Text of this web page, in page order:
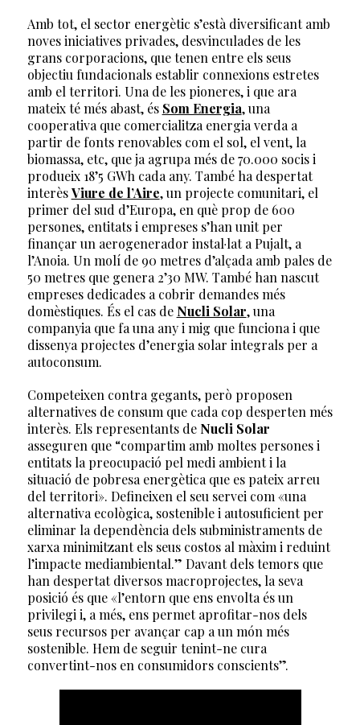
Amb tot, el sector energètic s’està diversificant amb
noves iniciatives privades, desvinculades de les
grans corporacions, que tenen entre els seus
objectiu fundacionals establir connexions estretes
amb el territori. Una de les pioneres, i que ara
mateix té més abast, és Som Energia, una
cooperativa que comercialitza energia verda a
partir de fonts renovables com el sol, el vent, la
biomassa, etc, que ja agrupa més de 70.000 socis i
produeix 18’5 GWh cada any. També ha despertat
interèsViure de l’Aire, un projecte comunitari, el
primer del sud d’Europa, en què prop de 600
persones, entitats i empreses s’han unit per
finançar un aerogenerador instal·lat a Pujalt, a
l’Anoia. Un molí de 90 metres d’alçada amb pales de
50 metres que genera 2’30 MW. També han nascut
empreses dedicades a cobrir demandes més
domèstiques. És el cas de Nucli Solar, una
companyia que fa una any i mig que funciona i que
dissenya projectes d’energia solar integrals per a
autoconsum.
Competeixen contra gegants, però proposen
alternatives de consum que cada cop desperten més
interès. Els representants de Nucli Solar
asseguren que “compartim amb moltes persones i
entitats la preocupació pel medi ambient i la
situació de pobresa energètica que es pateix arreu
del territori». Defineixen el seu servei com «una
alternativa ecològica, sostenible i autosuficient per
eliminar la dependència dels subministraments de
xarxa minimitzant els seus costos al màxim i reduint
l’impacte mediambiental.” Davant dels temors que
han despertat diversos macroprojectes, la seva
posició és que «l’entorn que ens envolta és un
privilegi i, a més, ens permet aprofitar-nos dels
seus recursos per avançar cap a un món més
sostenible. Hem de seguir tenint-ne cura
convertint-nos en consumidors conscients”.